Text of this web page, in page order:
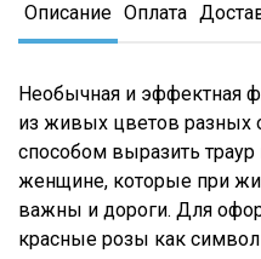
Описание Оплата
Необычная и эффектная
из живых цветов разных
способом выразить
женщине, которые при
важны и дороги. Для
красные розы как